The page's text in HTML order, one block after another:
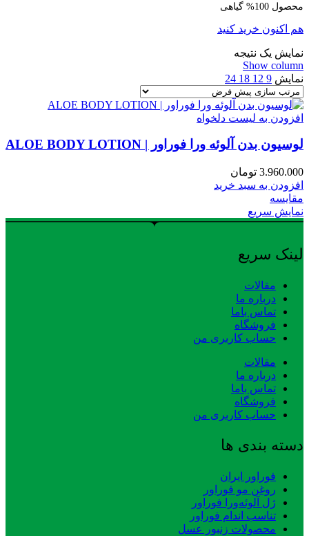
محصول 100% گیاهی
هم اکنون خرید کنید
نمایش یک نتیجه
Show column
نمایش 9
12
18
24
افزودن به لیست دلخواه
لوسیون بدن آلوئه ورا فوراور | ALOE BODY LOTION
3.960.000 تومان
افزودن به سبد خرید
مقایسه
نمایش سریع
لینک سریع
مقالات
درباره ما
تماس باما
فروشگاه
حساب کاربری من
مقالات
درباره ما
تماس باما
فروشگاه
حساب کاربری من
دسته بندی ها
فوراور ایران
روغن مو فوراور
ژل آلوئه‌ورا فوراور
تناسب اندام فوراور
محصولات زنبور عسل